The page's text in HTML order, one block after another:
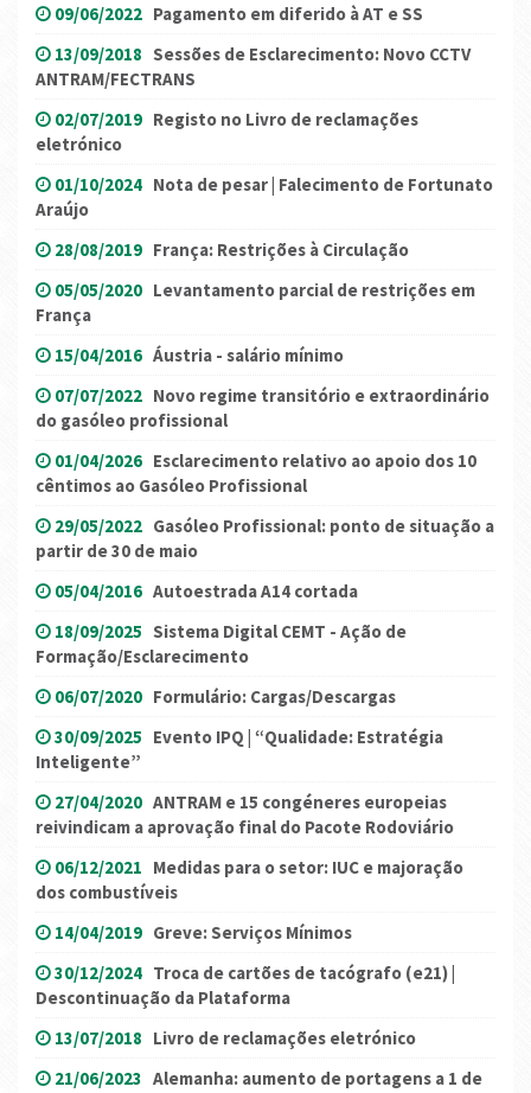
09/06/2022 Pagamento em diferido à AT e SS
13/09/2018 Sessões de Esclarecimento: Novo CCTV
ANTRAM/FECTRANS
02/07/2019 Registo no Livro de reclamações
eletrónico
01/10/2024 Nota de pesar | Falecimento de Fortunato
Araújo
28/08/2019 França: Restrições à Circulação
05/05/2020 Levantamento parcial de restrições em
França
15/04/2016 Áustria - salário mínimo
07/07/2022 Novo regime transitório e extraordinário
do gasóleo profissional
01/04/2026 Esclarecimento relativo ao apoio dos 10
cêntimos ao Gasóleo Profissional
29/05/2022 Gasóleo Profissional: ponto de situação a
partir de 30 de maio
05/04/2016 Autoestrada A14 cortada
18/09/2025 Sistema Digital CEMT - Ação de
Formação/Esclarecimento
06/07/2020 Formulário: Cargas/Descargas
30/09/2025 Evento IPQ | “Qualidade: Estratégia
Inteligente”
27/04/2020 ANTRAM e 15 congéneres europeias
reivindicam a aprovação final do Pacote Rodoviário
06/12/2021 Medidas para o setor: IUC e majoração
dos combustíveis
14/04/2019 Greve: Serviços Mínimos
30/12/2024 Troca de cartões de tacógrafo (e21) |
Descontinuação da Plataforma
13/07/2018 Livro de reclamações eletrónico
21/06/2023 Alemanha: aumento de portagens a 1 de